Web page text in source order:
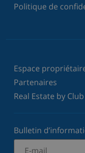
Politique de
Espace
Partenaires
Real Estate by
Bulletin